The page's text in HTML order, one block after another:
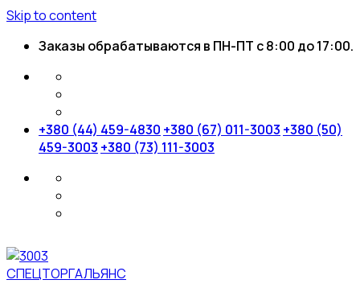
Skip to content
Заказы обрабатываются в ПН-ПТ с 8:00 до 17:00.
+380 (44) 459-4830 +380 (67) 011-3003 +380 (50)
459-3003 +380 (73) 111-3003